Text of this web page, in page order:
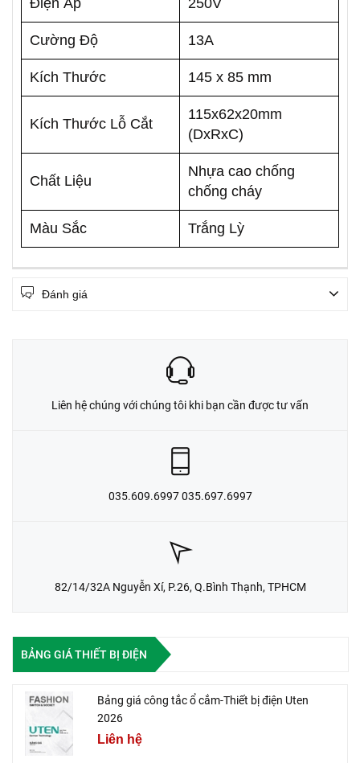
Điện Áp 250V
Cường Độ 13A
Kích Thước 145 x 85 mm
Kích Thước Lỗ Cắt
115x62x20mm
(DxRxC)
Chất Liệu
Nhựa cao chống
chống cháy
Màu Sắc Trắng Lỳ
Đánh giá
Liên hệ chúng với chúng tôi khi bạn cần được tư vấn
035.609.6997 035.697.6997
82/14/32A Nguyễn Xí, P.26, Q.Bình Thạnh, TPHCM
BẢNG GIÁ THIẾT BỊ ĐIỆN
Bảng giá công tắc ổ cắm-Thiết bị điện Uten
2026
Liên hệ